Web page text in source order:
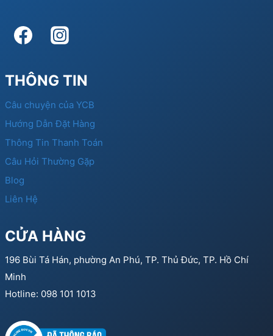
THÔNG TIN
Câu chuyện của YCB
Hướng Dẫn Đặt Hàng
Thông Tin Thanh Toán
Câu Hỏi Thường Gặp
Blog
Liên Hệ
CỬA HÀNG
196 Bùi Tá Hán, phường An Phú, TP. Thủ Đức, TP. Hồ Chí
Minh
Hotline: 098 101 1013